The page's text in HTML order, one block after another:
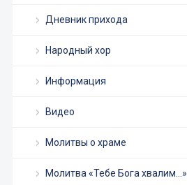
Дневник прихода
Народный хор
Информация
Видео
Молитвы о храме
Молитва «Тебе Бога хвалим…»